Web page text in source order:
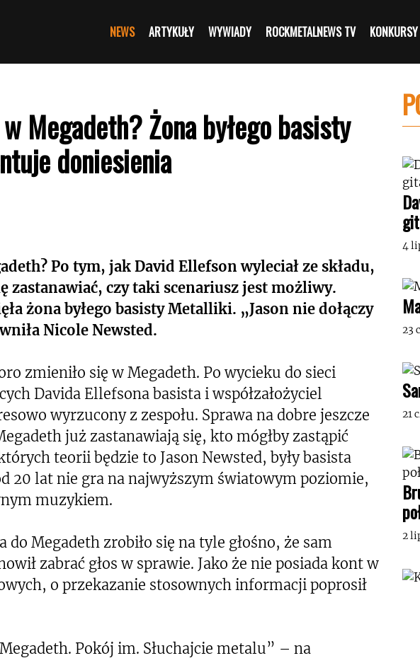
NEWS ARTYKUŁY WYWIADY ROCKMETALNEWS TV KONKURSY
Megadeth? Żona byłego basisty
doniesienia
Po tym, jak David Ellefson wyleciał ze składu,
zastanawiać, czy taki scenariusz jest możliwy.
żona byłego basisty Metalliki. „Jason nie dołączy
Nicole Newsted.
zmieniło się w Megadeth. Po wycieku do sieci
Davida Ellefsona basista i współzałożyciel
wyrzucony z zespołu. Sprawa na dobre jeszcze
już zastanawiają się, kto mógłby zastąpić
teorii będzie to Jason Newsted, były basista
20 lat nie gra na najwyższym światowym poziomie,
muzykiem.
do Megadeth zrobiło się na tyle głośno, że sam
zabrać głos w sprawie. Jako że nie posiada kont w
o przekazanie stosownych informacji poprosił
Pokój im. Słuchajcie metalu” – na
4
23
21
2